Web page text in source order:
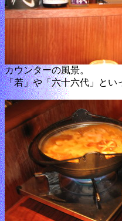
カウンターの風景。
「若」や「六十六代」とい